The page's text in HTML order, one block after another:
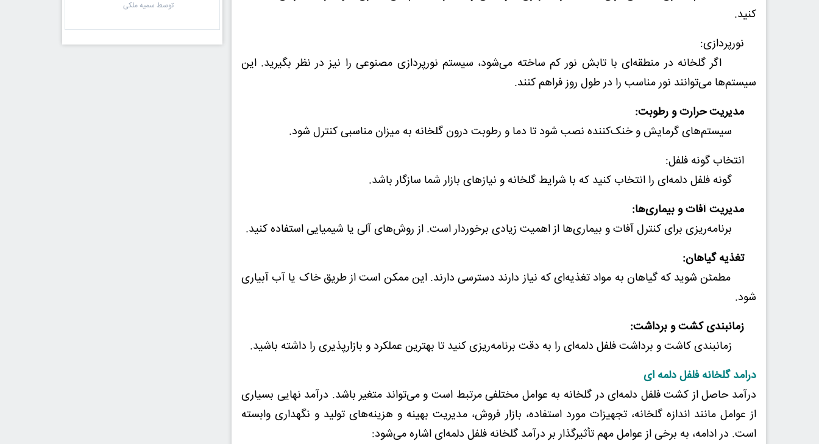
کنید.
نورپردازی:
اگر گلخانه در منطقه‌ای با تابش نور کم ساخته می‌شود، سیستم نورپردازی مصنوعی را نیز در نظر بگیرید. این
سیستم‌ها می‌توانند نور مناسب را در طول روز فراهم کنند.
مدیریت حرارت و رطوبت:
سیستم‌های گرمایش و خنک‌کننده نصب شود تا دما و رطوبت درون گلخانه به میزان مناسبی کنترل شود.
انتخاب گونه فلفل:
گونه فلفل دلمه‌ای را انتخاب کنید که با شرایط گلخانه و نیازهای بازار شما سازگار باشد.
مدیریت آفات و بیماری‌ها:
برنامه‌ریزی برای کنترل آفات و بیماری‌ها از اهمیت زیادی برخوردار است. از روش‌های آلی یا شیمیایی استفاده کنید.
تغذیه گیاهان:
مطمئن شوید که گیاهان به مواد تغذیه‌ای که نیاز دارند دسترسی دارند. این ممکن است از طریق خاک یا آب آبیاری
شود.
زمانبندی کشت و برداشت:
زمانبندی کاشت و برداشت فلفل دلمه‌ای را به دقت برنامه‌ریزی کنید تا بهترین عملکرد و بازارپذیری را داشته باشید.
درامد گلخانه فلفل دلمه ای
درآمد حاصل از کشت فلفل دلمه‌ای در گلخانه به عوامل مختلفی مرتبط است و می‌تواند متغیر باشد. درآمد نهایی بسیاری
از عوامل مانند اندازه گلخانه، تجهیزات مورد استفاده، بازار فروش، مدیریت بهینه و هزینه‌های تولید و نگهداری وابسته
است. در ادامه، به برخی از عوامل مهم تأثیرگذار بر درآمد گلخانه فلفل دلمه‌ای اشاره می‌شود:
توسط سمیه ملکی